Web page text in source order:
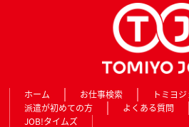
ホーム お仕事検索
トミヨ
派遣が初めての方
よくある質問
JOB!タイムズ